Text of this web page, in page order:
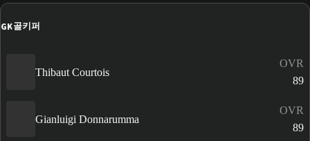
GK골키퍼
Thibaut Courtois
OVR
89
Gianluigi Donnarumma
OVR
89